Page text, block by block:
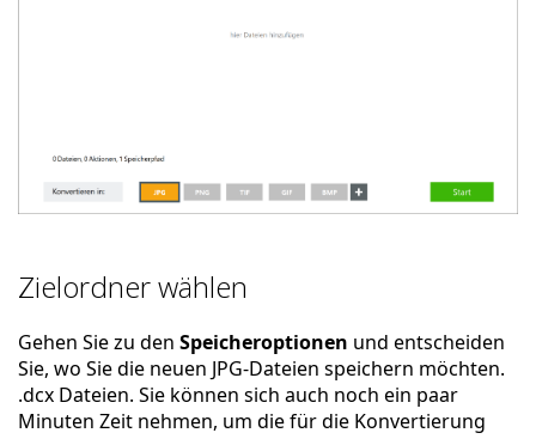
Zielordner wählen
Gehen Sie zu den Speicheroptionen und entscheiden
Sie, wo Sie die neuen JPG-Dateien speichern möchten.
.dcx Dateien. Sie können sich auch noch ein paar
Minuten Zeit nehmen, um die für die Konvertierung